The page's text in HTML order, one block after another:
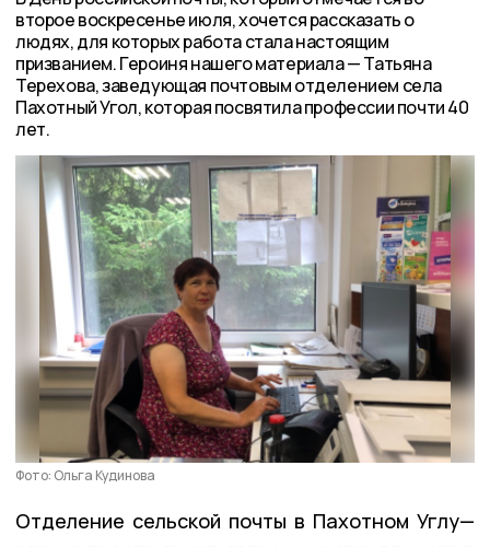
второе воскресенье июля, хочется рассказать о
людях, для которых работа стала настоящим
призванием. Героиня нашего материала — Татьяна
Терехова, заведующая почтовым отделением села
Пахотный Угол, которая посвятила профессии почти 40
лет.
Фото: Ольга Кудинова
Отделение сельской почты в Пахотном Углу—